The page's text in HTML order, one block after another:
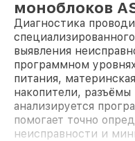
моноблоков
Диагностика
выявления
программном
питания,
накопители,
анализируется
помогает точно
неисправности и